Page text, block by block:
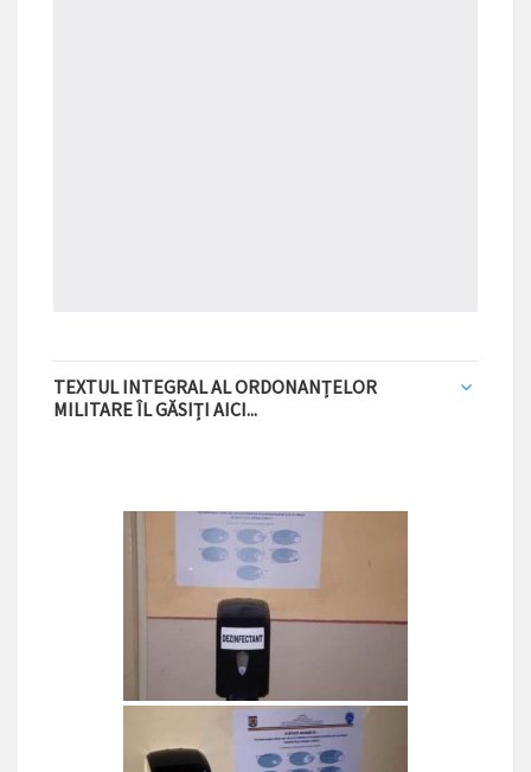
TEXTUL INTEGRAL AL ORDONANȚELOR
MILITARE ÎL GĂSIȚI AICI...